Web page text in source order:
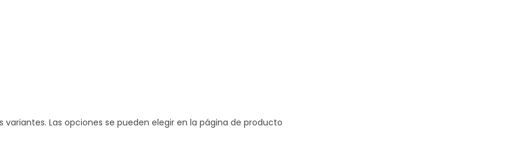
Las opciones se pueden elegir en la página de producto